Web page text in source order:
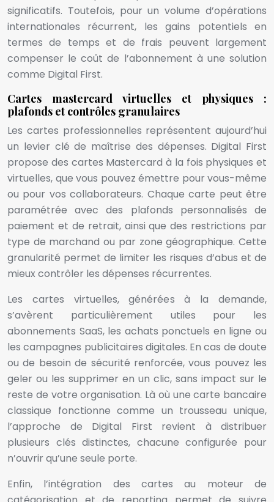
significatifs. Toutefois, pour un volume d’opérations
internationales récurrent, les gains potentiels en
termes de temps et de frais peuvent largement
compenser le coût de l’abonnement à une solution
comme Digital First.
Cartes mastercard virtuelles et physiques :
plafonds et contrôles granulaires
Les cartes professionnelles représentent aujourd’hui
un levier clé de maîtrise des dépenses. Digital First
propose des cartes Mastercard à la fois physiques et
virtuelles, que vous pouvez émettre pour vous-même
ou pour vos collaborateurs. Chaque carte peut être
paramétrée avec des plafonds personnalisés de
paiement et de retrait, ainsi que des restrictions par
type de marchand ou par zone géographique. Cette
granularité permet de limiter les risques d’abus et de
mieux contrôler les dépenses récurrentes.
Les cartes virtuelles, générées à la demande,
s’avèrent particulièrement utiles pour les
abonnements SaaS, les achats ponctuels en ligne ou
les campagnes publicitaires digitales. En cas de doute
ou de besoin de sécurité renforcée, vous pouvez les
geler ou les supprimer en un clic, sans impact sur le
reste de votre organisation. Là où une carte bancaire
classique fonctionne comme un trousseau unique,
l’approche de Digital First revient à distribuer
plusieurs clés distinctes, chacune configurée pour
n’ouvrir qu’une seule porte.
Enfin, l’intégration des cartes au moteur de